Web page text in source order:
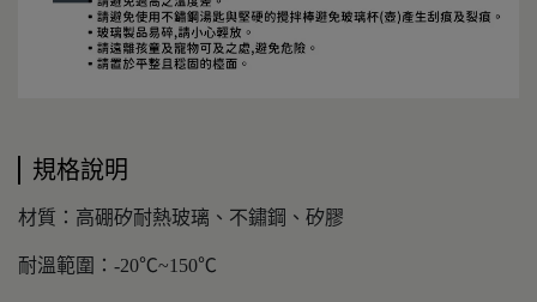
規格說明
材質：高硼矽耐熱玻璃、不鏽鋼、矽膠
耐溫範圍：-20℃~150℃